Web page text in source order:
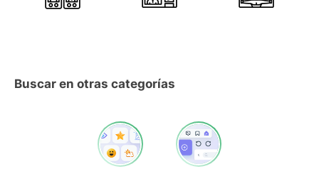
Buscar en otras categorías